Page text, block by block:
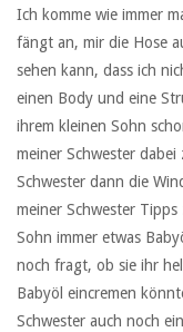
Ich komme wie immer
fängt an, mir die Hose
sehen kann, dass ich
einen Body und eine
ihrem kleinen Sohn
meiner Schwester
Schwester dann die
meiner Schwester
Sohn immer etwas
noch fragt, ob sie ihr
Babyöl eincremen
Schwester auch noch